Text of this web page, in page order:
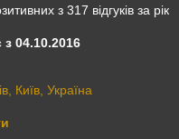
з 317 відгуків за рік
04.10.2016
Київ, Україна